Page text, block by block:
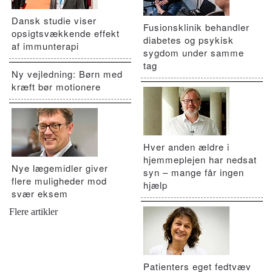
Dansk studie viser
opsigtsvækkende effekt
af immunterapi
Ny vejledning: Børn med
kræft bør motionere
Nye lægemidler giver
flere muligheder mod
svær eksem
Flere artikler
Fusionsklinik behandler
diabetes og psykisk
sygdom under samme
tag
Hver anden ældre i
hjemmeplejen har nedsat
syn – mange får ingen
hjælp
Patienters eget fedtvæv